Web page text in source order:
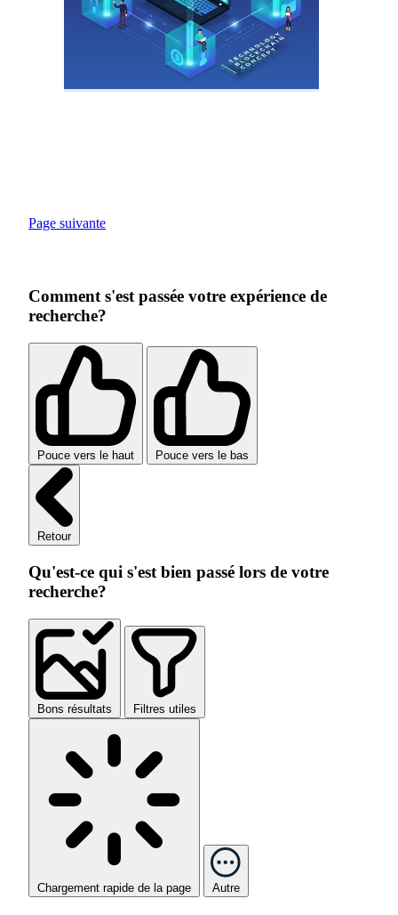
Page suivante
Comment s'est passée votre expérience de
recherche?
Pouce vers le haut Pouce vers le bas
Retour
Qu'est-ce qui s'est bien passé lors de votre
recherche?
Bons résultats Filtres utiles
Chargement rapide de la page Autre